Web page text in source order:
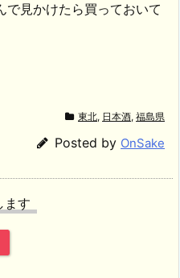
で見かけたら買っておいて
東北, 日本酒, 福島県
Posted by OnSake
ます